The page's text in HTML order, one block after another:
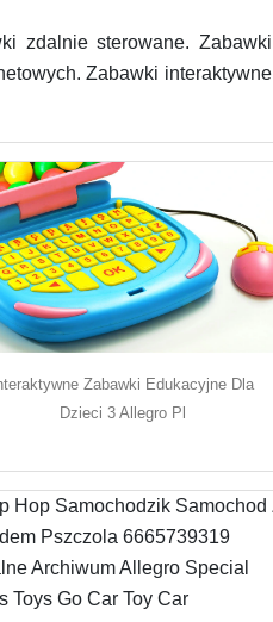
zdalnie sterowane. Zabawki
Zabawki interaktywne
Zabawki Edukacyjne Dla
Dzieci 3 Allegro Pl